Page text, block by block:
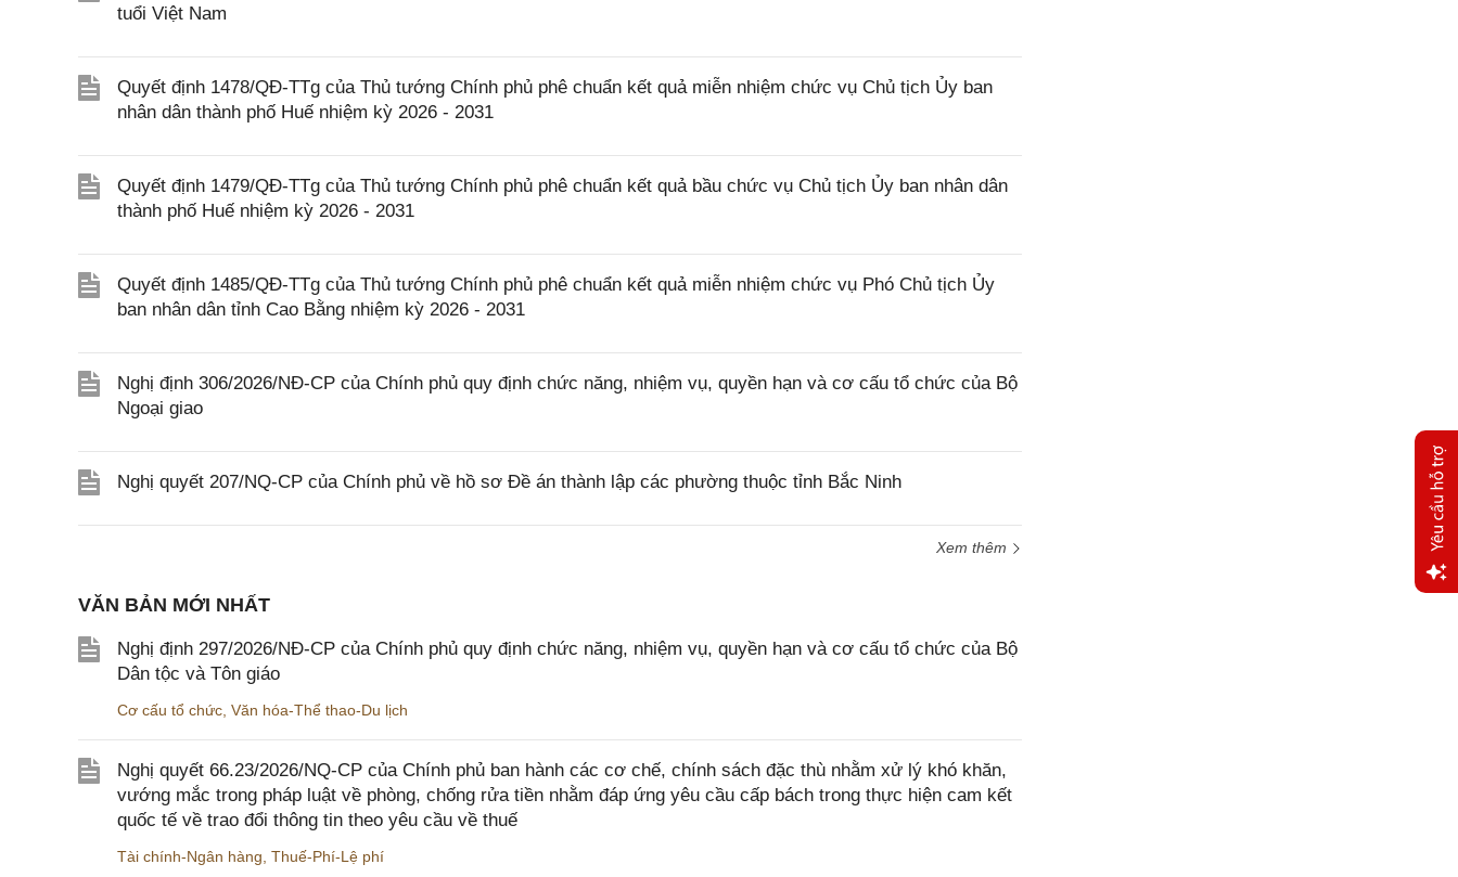
tuổi Việt Nam
Quyết định 1478/QĐ-TTg của Thủ tướng Chính phủ phê chuẩn kết quả miễn nhiệm chức vụ Chủ tịch Ủy ban
nhân dân thành phố Huế nhiệm kỳ 2026 - 2031
Quyết định 1479/QĐ-TTg của Thủ tướng Chính phủ phê chuẩn kết quả bầu chức vụ Chủ tịch Ủy ban nhân dân
thành phố Huế nhiệm kỳ 2026 - 2031
Quyết định 1485/QĐ-TTg của Thủ tướng Chính phủ phê chuẩn kết quả miễn nhiệm chức vụ Phó Chủ tịch Ủy
ban nhân dân tỉnh Cao Bằng nhiệm kỳ 2026 - 2031
Nghị định 306/2026/NĐ-CP của Chính phủ quy định chức năng, nhiệm vụ, quyền hạn và cơ cấu tổ chức của Bộ
Ngoại giao
Nghị quyết 207/NQ-CP của Chính phủ về hồ sơ Đề án thành lập các phường thuộc tỉnh Bắc Ninh
Xem thêm
VĂN BẢN MỚI NHẤT
Nghị định 297/2026/NĐ-CP của Chính phủ quy định chức năng, nhiệm vụ, quyền hạn và cơ cấu tổ chức của Bộ
Dân tộc và Tôn giáo
Cơ cấu tổ chức Văn hóa-Thể thao-Du lịch
Nghị quyết 66.23/2026/NQ-CP của Chính phủ ban hành các cơ chế, chính sách đặc thù nhằm xử lý khó khăn,
vướng mắc trong pháp luật về phòng, chống rửa tiền nhằm đáp ứng yêu cầu cấp bách trong thực hiện cam kết
quốc tế về trao đổi thông tin theo yêu cầu về thuế
Tài chính-Ngân hàng Thuế-Phí-Lệ phí